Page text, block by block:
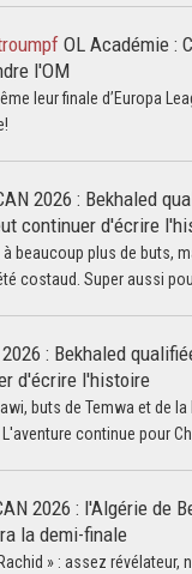
OL Académie :
l'OM
leur finale d’Europa
2026 : Bekhaled
continuer d'écrire
beaucoup plus de buts,
costaud. Super aussi
: Bekhaled
d'écrire l'histoire
buts de Temwa et de
continue pour
2026 : l'Algérie de
la demi-finale
» : assez révélateur,